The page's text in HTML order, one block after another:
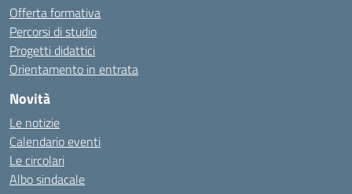
Offerta formativa
Percorsi di studio
Progetti didattici
Orientamento in entrata
Novità
Le notizie
Calendario eventi
Le circolari
Albo sindacale